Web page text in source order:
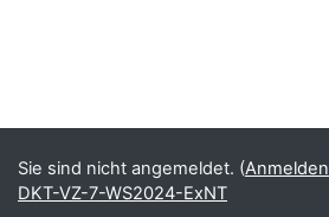
Sie sind nicht angemeldet. (Anmelden
DKT-VZ-7-WS2024-ExNT